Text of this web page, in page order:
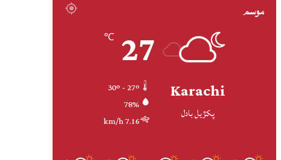
موسم
Karachi
پکڙيل بادل
27
℃
78%
7.16 km/h